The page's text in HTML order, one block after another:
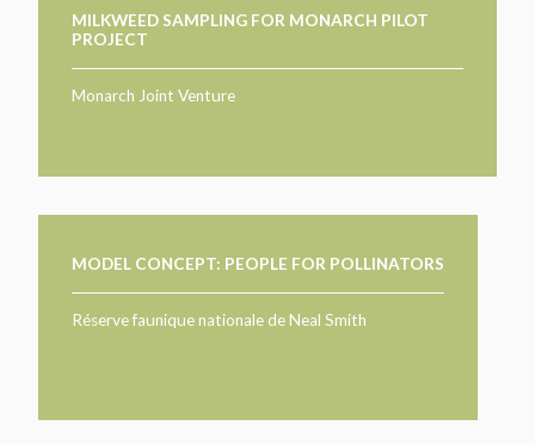
MILKWEED SAMPLING FOR MONARCH PILOT
PROJECT
Monarch Joint Venture
MODEL CONCEPT: PEOPLE FOR POLLINATORS
Réserve faunique nationale de Neal Smith